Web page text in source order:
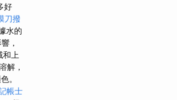
好
刀撥
水的
，
和上
解，
。
帳士